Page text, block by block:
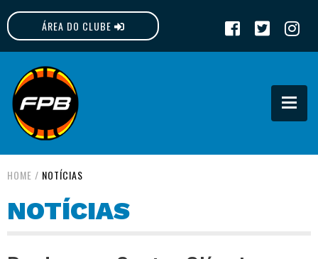
ÁREA DO CLUBE
FPB
HOME / NOTÍCIAS
NOTÍCIAS